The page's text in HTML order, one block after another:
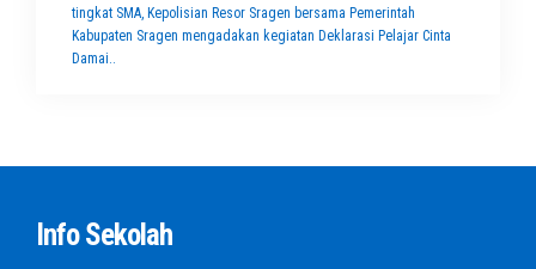
tingkat SMA, Kepolisian Resor Sragen bersama Pemerintah
Kabupaten Sragen mengadakan kegiatan Deklarasi Pelajar Cinta
Damai..
Info Sekolah